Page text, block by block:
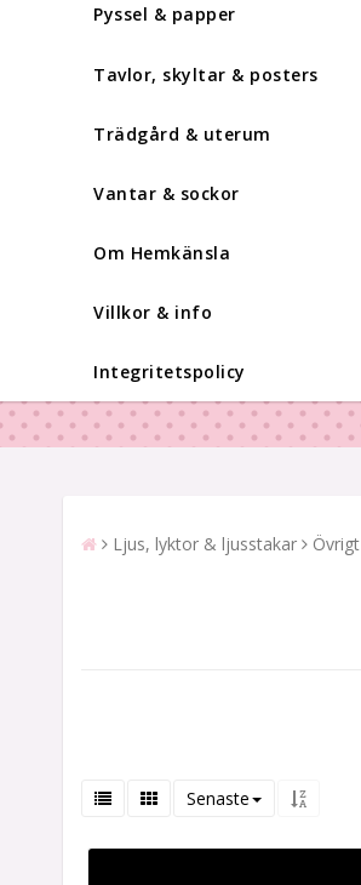
Pyssel & papper
Tavlor, skyltar & posters
Trädgård & uterum
Vantar & sockor
Om Hemkänsla
Villkor & info
Integritetspolicy
Ljus, lyktor & ljusstakar Övrigt
Senaste